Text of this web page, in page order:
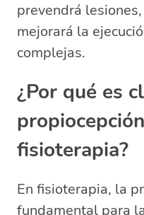
prevendrá
mejorará la
complejas.
¿Por qué es
fisioterapia?
En fisioterapia, la
fundamental para